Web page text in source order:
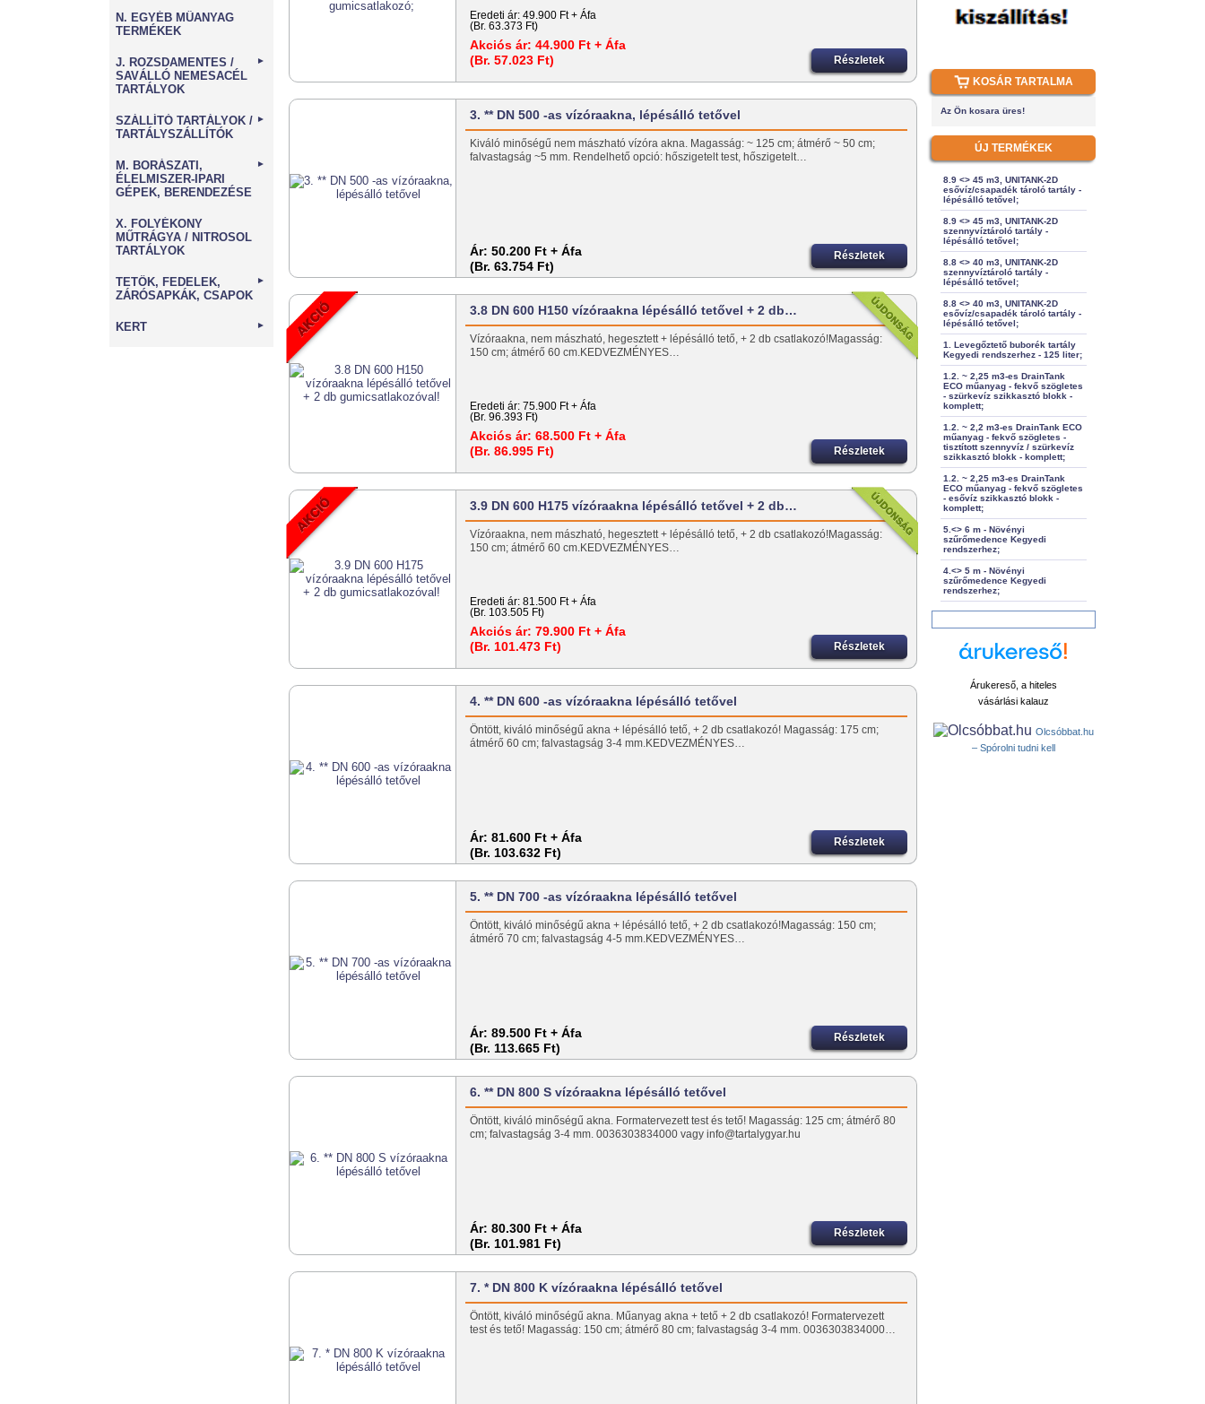
N. EGYÉB MŰANYAG
TERMÉKEK
J. ROZSDAMENTES /
SAVÁLLÓ NEMESACÉL
TARTÁLYOK
►
SZÁLLÍTÓ TARTÁLYOK /
TARTÁLYSZÁLLÍTÓK
►
M. BORÁSZATI,
ÉLELMISZER-IPARI
GÉPEK, BERENDEZÉSE
►
X. FOLYÉKONY
MŰTRÁGYA / NITROSOL
TARTÁLYOK
TETŐK, FEDELEK,
ZÁRÓSAPKÁK, CSAPOK
►
KERT ►
Eredeti ár: 49.900 Ft + Áfa
(Br. 63.373 Ft)
Akciós ár: 44.900 Ft + Áfa
(Br. 57.023 Ft)
Részletek
3. ** DN 500 -as vízóraakna, lépésálló tetővel
Kiváló minőségű nem mászható vízóra akna. Magasság: ~ 125 cm; átmérő ~ 50 cm;
falvastagság ~5 mm. Rendelhető opció: hőszigetelt test, hőszigetelt…
Ár: 50.200 Ft + Áfa
(Br. 63.754 Ft)
Részletek
3.8 DN 600 H150 vízóraakna lépésálló tetővel + 2 db…
Vízóraakna, nem mászható, hegesztett + lépésálló tető, + 2 db csatlakozó!Magasság:
150 cm; átmérő 60 cm.KEDVEZMÉNYES…
Eredeti ár: 75.900 Ft + Áfa
(Br. 96.393 Ft)
Akciós ár: 68.500 Ft + Áfa
(Br. 86.995 Ft)
Részletek
3.9 DN 600 H175 vízóraakna lépésálló tetővel + 2 db…
Vízóraakna, nem mászható, hegesztett + lépésálló tető, + 2 db csatlakozó!Magasság:
150 cm; átmérő 60 cm.KEDVEZMÉNYES…
Eredeti ár: 81.500 Ft + Áfa
(Br. 103.505 Ft)
Akciós ár: 79.900 Ft + Áfa
(Br. 101.473 Ft)
Részletek
4. ** DN 600 -as vízóraakna lépésálló tetővel
Öntött, kiváló minőségű akna + lépésálló tető, + 2 db csatlakozó! Magasság: 175 cm;
átmérő 60 cm; falvastagság 3-4 mm.KEDVEZMÉNYES…
Ár: 81.600 Ft + Áfa
(Br. 103.632 Ft)
Részletek
5. ** DN 700 -as vízóraakna lépésálló tetővel
Öntött, kiváló minőségű akna + lépésálló tető, + 2 db csatlakozó!Magasság: 150 cm;
átmérő 70 cm; falvastagság 4-5 mm.KEDVEZMÉNYES…
Ár: 89.500 Ft + Áfa
(Br. 113.665 Ft)
Részletek
6. ** DN 800 S vízóraakna lépésálló tetővel
Öntött, kiváló minőségű akna. Formatervezett test és tető! Magasság: 125 cm; átmérő 80
cm; falvastagság 3-4 mm. 0036303834000 vagy info@tartalygyar.hu
Ár: 80.300 Ft + Áfa
(Br. 101.981 Ft)
Részletek
7. * DN 800 K vízóraakna lépésálló tetővel
Öntött, kiváló minőségű akna. Műanyag akna + tető + 2 db csatlakozó! Formatervezett
test és tető! Magasság: 150 cm; átmérő 80 cm; falvastagság 3-4 mm. 0036303834000…
KOSÁR TARTALMA
Az Ön kosara üres!
ÚJ TERMÉKEK
8.9 <> 45 m3, UNITANK-2D
esővíz/csapadék tároló tartály -
lépésálló tetővel;
8.9 <> 45 m3, UNITANK-2D
szennyvíztároló tartály -
lépésálló tetővel;
8.8 <> 40 m3, UNITANK-2D
szennyvíztároló tartály -
lépésálló tetővel;
8.8 <> 40 m3, UNITANK-2D
esővíz/csapadék tároló tartály -
lépésálló tetővel;
1. Levegőztető buborék tartály
Kegyedi rendszerhez - 125 liter;
1.2. ~ 2,25 m3-es DrainTank
ECO műanyag - fekvő szögletes
- szürkevíz szikkasztó blokk -
komplett;
1.2. ~ 2,2 m3-es DrainTank ECO
műanyag - fekvő szögletes -
tisztított szennyvíz / szürkevíz
szikkasztó blokk - komplett;
1.2. ~ 2,25 m3-es DrainTank
ECO műanyag - fekvő szögletes
- esővíz szikkasztó blokk -
komplett;
5.<> 6 m - Növényi
szűrőmedence Kegyedi
rendszerhez;
4.<> 5 m - Növényi
szűrőmedence Kegyedi
rendszerhez;
Árukereső, a hiteles
vásárlási kalauz
Olcsóbbat.hu
– Spórolni tudni kell